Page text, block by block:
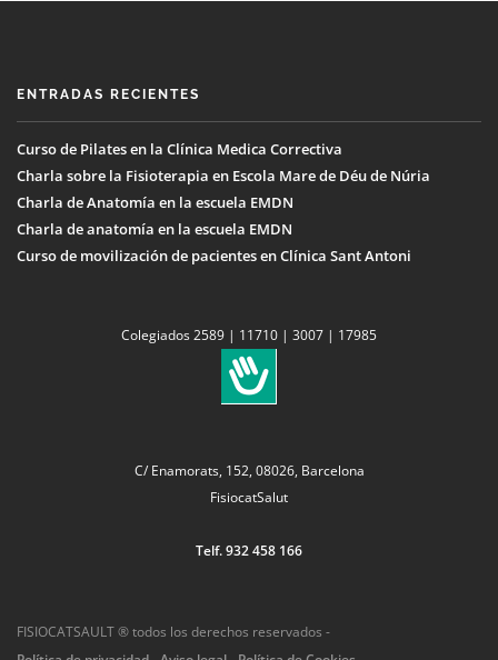
ENTRADAS RECIENTES
Curso de Pilates en la Clínica Medica Correctiva
Charla sobre la Fisioterapia en Escola Mare de Déu de Núria
Charla de Anatomía en la escuela EMDN
Charla de anatomía en la escuela EMDN
Curso de movilización de pacientes en Clínica Sant Antoni
Colegiados 2589 | 11710 | 3007 | 17985
C/ Enamorats, 152, 08026, Barcelona
FisiocatSalut
Telf. 932 458 166
FISIOCATSAULT ® todos los derechos reservados -